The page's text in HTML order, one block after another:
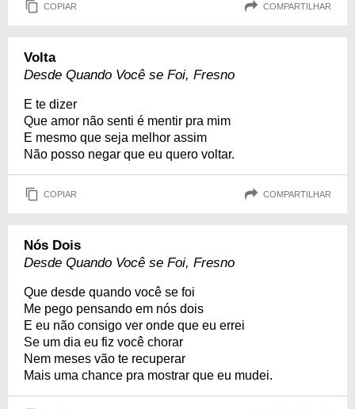
COPIAR COMPARTILHAR
Volta
Desde Quando Você se Foi, Fresno
E te dizer
Que amor não senti é mentir pra mim
E mesmo que seja melhor assim
Não posso negar que eu quero voltar.
COPIAR COMPARTILHAR
Nós Dois
Desde Quando Você se Foi, Fresno
Que desde quando você se foi
Me pego pensando em nós dois
E eu não consigo ver onde que eu errei
Se um dia eu fiz você chorar
Nem meses vão te recuperar
Mais uma chance pra mostrar que eu mudei.